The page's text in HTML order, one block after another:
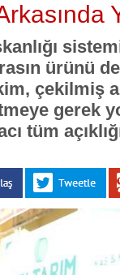
ürünü
çekilmiş
gerek
tüm